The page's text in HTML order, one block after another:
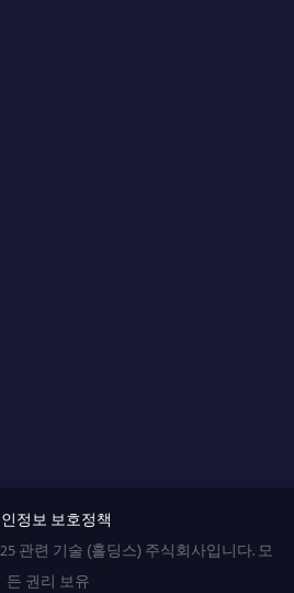
정보 보호정책
관련 기술 (홀딩스) 주식회사입니다. 모
든 권리 보유